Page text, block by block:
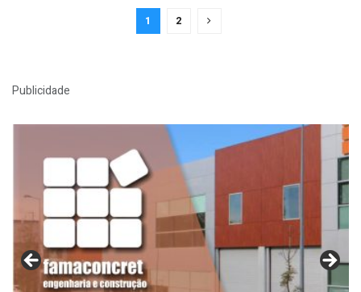
1 2
Publicidade